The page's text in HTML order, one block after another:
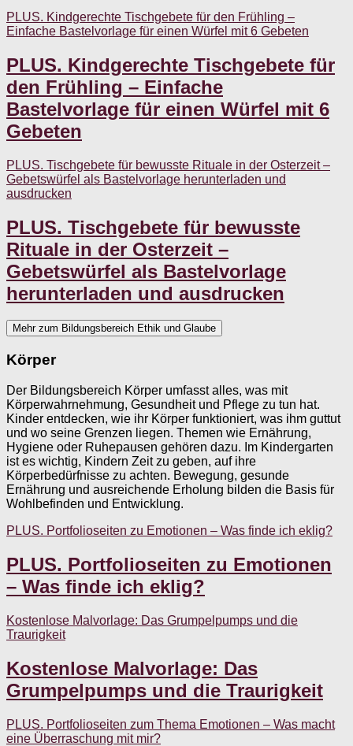
PLUS. Kindgerechte Tischgebete für den Frühling –
Einfache Bastelvorlage für einen Würfel mit 6 Gebeten
PLUS. Kindgerechte Tischgebete für
den Frühling – Einfache
Bastelvorlage für einen Würfel mit 6
Gebeten
PLUS. Tischgebete für bewusste Rituale in der Osterzeit –
Gebetswürfel als Bastelvorlage herunterladen und
ausdrucken
PLUS. Tischgebete für bewusste
Rituale in der Osterzeit –
Gebetswürfel als Bastelvorlage
herunterladen und ausdrucken
Mehr zum Bildungsbereich Ethik und Glaube
Körper
Der Bildungsbereich Körper umfasst alles, was mit
Körperwahrnehmung, Gesundheit und Pflege zu tun hat.
Kinder entdecken, wie ihr Körper funktioniert, was ihm guttut
und wo seine Grenzen liegen. Themen wie Ernährung,
Hygiene oder Ruhepausen gehören dazu. Im Kindergarten
ist es wichtig, Kindern Zeit zu geben, auf ihre
Körperbedürfnisse zu achten. Bewegung, gesunde
Ernährung und ausreichende Erholung bilden die Basis für
Wohlbefinden und Entwicklung.
PLUS. Portfolioseiten zu Emotionen – Was finde ich eklig?
PLUS. Portfolioseiten zu Emotionen
– Was finde ich eklig?
Kostenlose Malvorlage: Das Grumpelpumps und die
Traurigkeit
Kostenlose Malvorlage: Das
Grumpelpumps und die Traurigkeit
PLUS. Portfolioseiten zum Thema Emotionen – Was macht
eine Überraschung mit mir?